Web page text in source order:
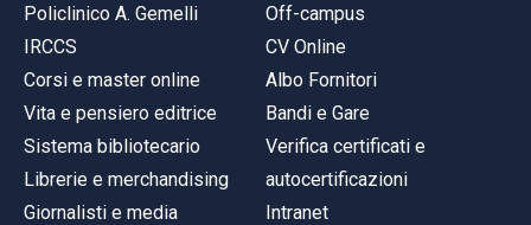
Policlinico A. Gemelli
IRCCS
Corsi e master online
Vita e pensiero editrice
Sistema bibliotecario
Librerie e merchandising
Giornalisti e media
Off-campus
CV Online
Albo Fornitori
Bandi e Gare
Verifica certificati e
autocertificazioni
Intranet